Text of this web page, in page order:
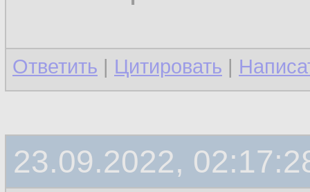
Ответить | Цитировать |
23.09.2022,